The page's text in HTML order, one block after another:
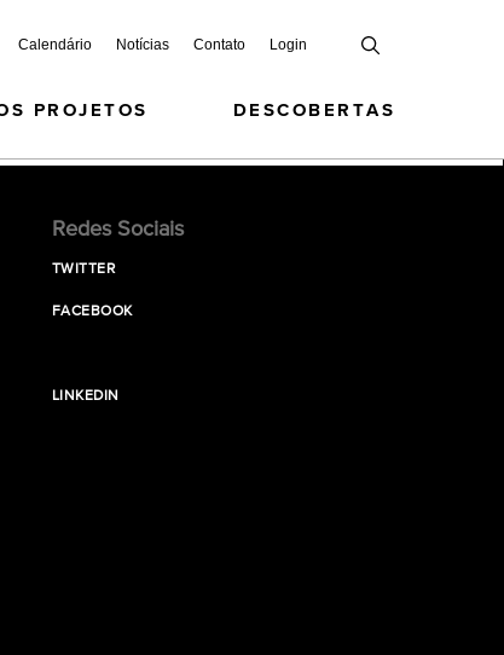
Calendário Notícias Contato Login
PROJETOS DESCOBERTAS
Redes Sociais
TWITTER
FACEBOOK
LINKEDIN